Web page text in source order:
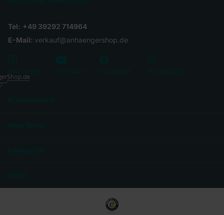
Tel: +49 39292 714964
E-Mail: verkauf@anhaengershop.de